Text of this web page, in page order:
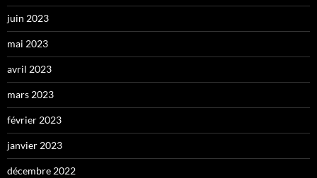
juin 2023
mai 2023
avril 2023
mars 2023
février 2023
janvier 2023
décembre 2022